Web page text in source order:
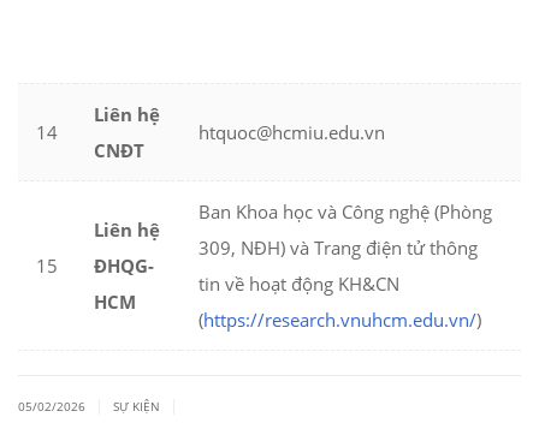
14
Liên hệ
CNĐT
htquoc@hcmiu.edu.vn
15
Liên hệ
ĐHQG-
HCM
Ban Khoa học và Công nghệ (Phòng
309, NĐH) và Trang điện tử thông
tin về hoạt động KH&CN
(https://research.vnuhcm.edu.vn/)
05/02/2026 SỰ KIỆN